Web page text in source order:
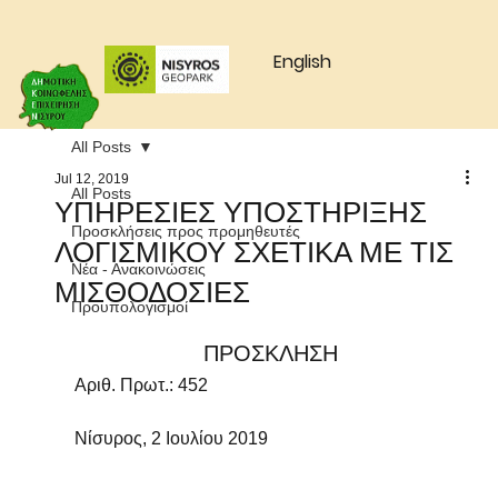
English
All Posts
Προσκλήσεις προς προμηθευτές
Νέα - Ανακοινώσεις
Προυπολογισμοί
All Posts
ΥΠΗΡΕΣΙΕΣ ΥΠΟΣΤΗΡΙΞΗΣ
ΛΟΓΙΣΜΙΚΟΥ ΣΧΕΤΙΚΑ ΜΕ ΤΙΣ
ΜΙΣΘΟΔΟΣΙΕΣ
Jul 12, 2019
ΠΡΟΣΚΛΗΣΗ
Αριθ. Πρωτ.: 452
Νίσυρος, 2 Ιουλίου 2019